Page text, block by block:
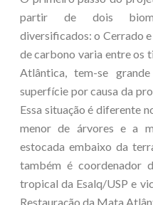
partir de dois
diversificados: o Cerrado
de carbono varia entre os
Atlântica, tem-se
superfície por causa da
Essa situação é diferente
menor de árvores e a
estocada embaixo da
também é coordenador
tropical da Esalq/USP e
Restauração da Mata